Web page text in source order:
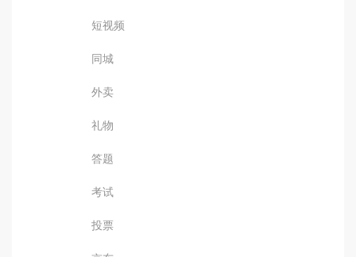
短视频
同城
外卖
礼物
答题
考试
投票